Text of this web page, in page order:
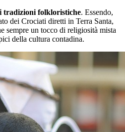
tradizioni folkloristiche. Essendo,
dei Crociati diretti in Terra Santa,
sempre un tocco di religiosità mista
della cultura contadina.